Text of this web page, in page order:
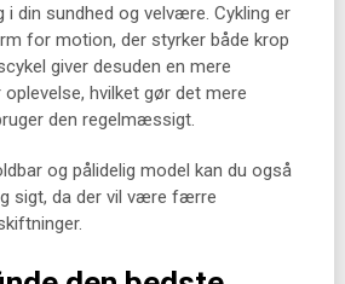
i din sundhed og velvære. Cykling er
for motion, der styrker både krop
giver desuden en mere
hvilket gør det mere
den regelmæssigt.
og pålidelig model kan du også
sigt, da der vil være færre